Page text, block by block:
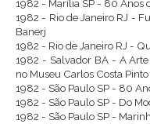
1982 - Marília SP - 80 Anos
1982 - Rio de Janeiro RJ -
Banerj
1982 - Rio de Janeiro RJ -
1982 - Salvador BA - A
no Museu Carlos Costa Pinto
1982 - São Paulo SP - 80
1982 - São Paulo SP - Do
1982 - São Paulo SP -